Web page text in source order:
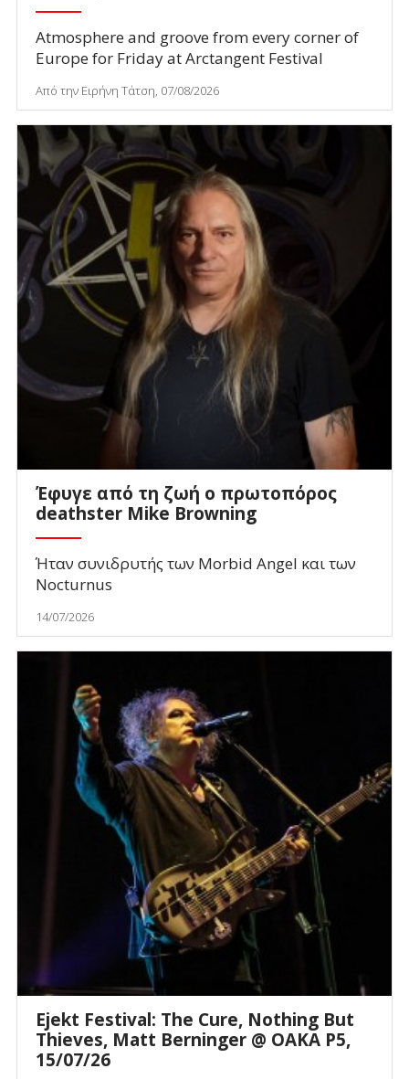
Atmosphere and groove from every corner of
Europe for Friday at Arctangent Festival
Από την Ειρήνη Τάτση, 07/08/2026
Έφυγε από τη ζωή ο πρωτοπόρος
deathster Mike Browning
Ήταν συνιδρυτής των Morbid Angel και των
Nocturnus
14/07/2026
Ejekt Festival: The Cure, Nothing But
Thieves, Matt Berninger @ ΟΑΚΑ P5,
15/07/26